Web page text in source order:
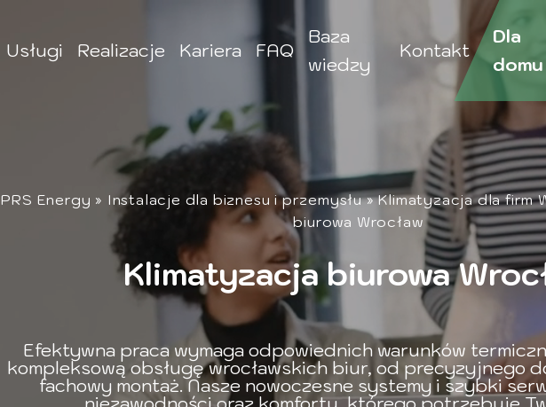
Usługi Realizacje Kariera FAQ
Baza
wiedzy
Kontakt
Dla
domu
PRS Energy » Instalacje dla biznesu i przemysłu»Klimatyzacja dla firm
biurowa Wrocław
Klimatyzacja biurowa
Efektywna praca wymaga odpowiednich warunków
kompleksową obsługę wrocławskich biur, od precyzyjnego
fachowy montaż. Nasze nowoczesne systemy i szybki